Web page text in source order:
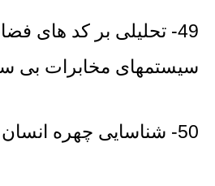
49- تحلیلی بر کد های
سیستمهای مخابرات بی
50- شناسایی چهره انسان در تصاویر رنگی